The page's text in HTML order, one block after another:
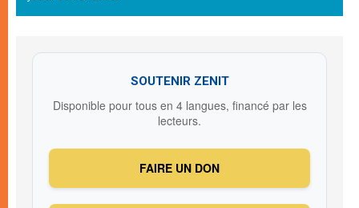
SOUTENIR ZENIT
Disponible pour tous en 4 langues, financé par les
lecteurs.
FAIRE UN DON